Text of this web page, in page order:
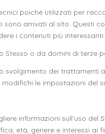
poiché utilizzati per
arrivati al sito. Questi
i contenuti più interessanti.
Stesso o da domini di terze
svolgimento dei trattamenti
le impostazioni del
informazioni sull’uso
età, genere e interessi